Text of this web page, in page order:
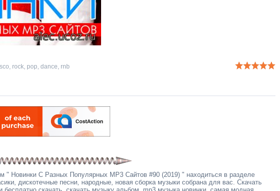
, rock, pop, dance, rnb
" Новинки С Разных Популярных MP3 Сайтов #90 (2019) " находиться в разделе
дискотечные песни, народные, новая сборка музыки собрана для вас. Скачать